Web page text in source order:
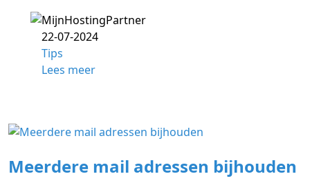
22-07-2024
Tips
Lees meer
Meerdere mail adressen bijhouden